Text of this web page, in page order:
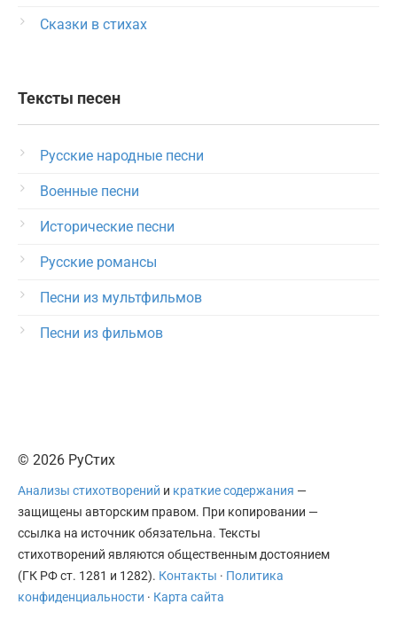
Сказки в стихах
Тексты песен
Русские народные песни
Военные песни
Исторические песни
Русские романсы
Песни из мультфильмов
Песни из фильмов
© 2026 РуСтих
Анализы стихотворений и краткие содержания —
защищены авторским правом. При копировании —
ссылка на источник обязательна. Тексты
стихотворений являются общественным достоянием
(ГК РФ ст. 1281 и 1282). Контакты · Политика
конфиденциальности · Карта сайта